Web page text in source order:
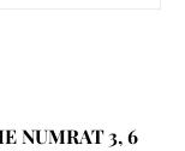
NUMRAT 3, 6